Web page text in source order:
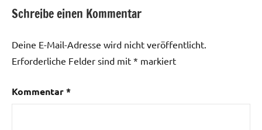
Schreibe einen Kommentar
Deine E-Mail-Adresse wird nicht veröffentlicht.
Erforderliche Felder sind mit * markiert
Kommentar*